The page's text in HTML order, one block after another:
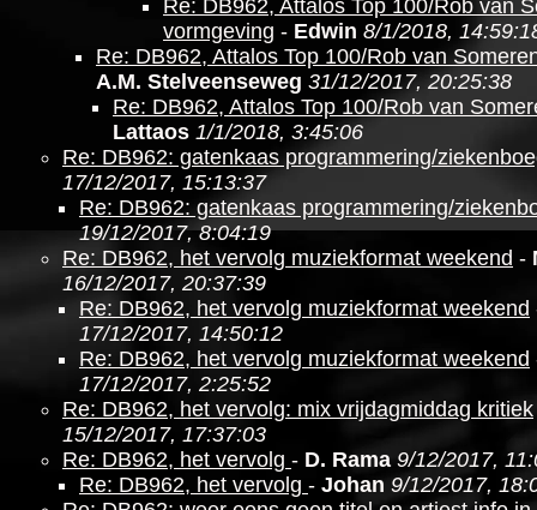
Re: DB962, Attalos Top 100/Rob van
vormgeving - Edwin 8/1/2018,
Re: DB962, Attalos Top 100/Rob van
A.M. Stelveenseweg 31/12/2017, 20:25:38
Re: DB962, Attalos Top 100/Rob van
Lattaos 1/1/2018, 3:45:06
Re: DB962: gatenkaas programmering/
17/12/2017, 15:13:37
Re: DB962: gatenkaas programmering/
19/12/2017, 8:04:19
Re: DB962, het vervolg muziekformat weekend -
16/12/2017, 20:37:39
Re: DB962, het vervolg muziekformat weekend
17/12/2017, 14:50:12
Re: DB962, het vervolg muziekformat weekend
17/12/2017, 2:25:52
Re: DB962, het vervolg: mix vrijdagmiddag kritiek
15/12/2017, 17:37:03
Re: DB962, het vervolg - D. Rama 9/12/2017,
Re: DB962, het vervolg - Johan 9/12/2017,